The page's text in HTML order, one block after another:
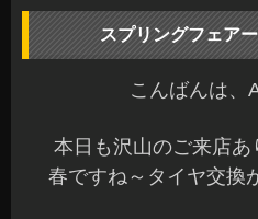
スプリングフェア
こんばんは
本日も沢山のご来店
春ですね～タイヤ交換